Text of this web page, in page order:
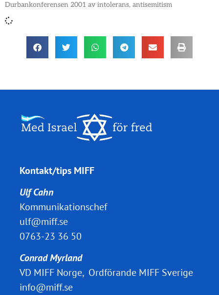
Durbankonferensen 2001 av intolerans, antisemitism
Kontakt/tips MIFF
Ulf Cahn
Kommunikationschef
ulf@miff.se
0763-23 36 50
Conrad Myrland
VD MIFF Norge, Ordförande MIFF Sverige
info@miff.se